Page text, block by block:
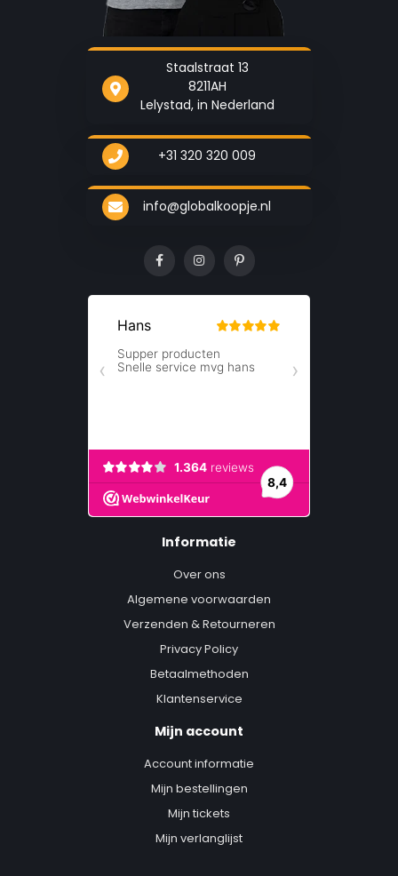
Staalstraat 13
8211AH
Lelystad, in Nederland
+31 320 320 009
info@globalkoopje.nl
Informatie
Over ons
Algemene voorwaarden
Verzenden & Retourneren
Privacy Policy
Betaalmethoden
Klantenservice
Mijn account
Account informatie
Mijn bestellingen
Mijn tickets
Mijn verlanglijst